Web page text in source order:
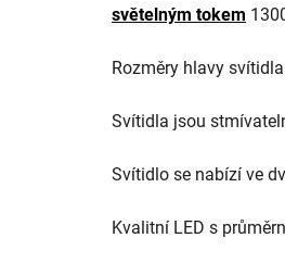
světelným tokem
Rozměry hlavy
Svítidla jsou
Svítidlo se nabízí ve
Kvalitní LED s